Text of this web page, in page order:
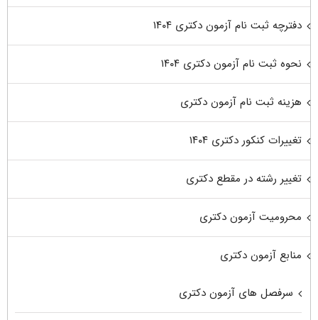
دفترچه ثبت نام آزمون دکتری ۱۴۰۴
نحوه ثبت نام آزمون دکتری ۱۴۰۴
هزینه ثبت نام آزمون دکتری
تغییرات کنکور دکتری ۱۴۰۴
تغییر رشته در مقطع دکتری
محرومیت آزمون دکتری
منابع آزمون دکتری
سرفصل های آزمون دکتری